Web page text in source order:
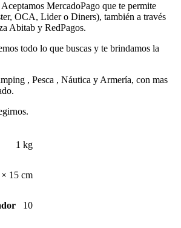
MercadoPago que te permite
OCA, Lider o Diners), también a través
Abitab y RedPagos.
todo lo que buscas y te brindamos la
, Pesca , Náutica y Armería, con mas
1 kg
15 cm
10